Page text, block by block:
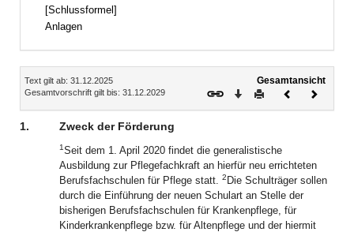
[Schlussformel]
Anlagen
Inhalt
Text gilt ab: 31.12.2025
Gesamtvorschrift gilt bis: 31.12.2029
Gesamtansicht
Download
DruckenVorheriges
1. Zweck der Förderung
1Seit dem 1. April 2020 findet die generalistische
Ausbildung zur Pflegefachkraft an hierfür neu errichteten
Berufsfachschulen für Pflege statt. 2 Die Schulträger sollen
durch die Einführung der neuen Schulart an Stelle der
bisherigen Berufsfachschulen für Krankenpflege, für
Kinderkrankenpflege bzw. für Altenpflege und der hiermit